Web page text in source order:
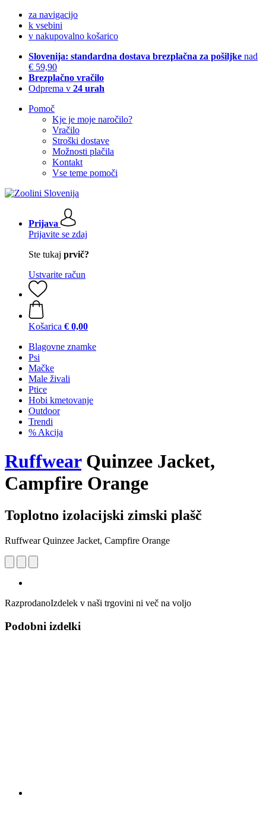
za navigacijo
k vsebini
v nakupovalno košarico
Slovenija: standardna dostava brezplačna za pošiljke nad
€ 59,90
Brezplačno vračilo
Odprema v 24 urah
Pomoč
Kje je moje naročilo?
Vračilo
Stroški dostave
Možnosti plačila
Kontakt
Vse teme pomoči
Prijava
Prijavite se zdaj
Ste tukaj prvič?
Ustvarite račun
Košarica € 0,00
Blagovne znamke
Psi
Mačke
Male živali
Ptice
Hobi kmetovanje
Outdoor
Trendi
% Akcija
RuffwearQuinzee Jacket,
Campfire Orange
Toplotno izolacijski zimski plašč
Ruffwear Quinzee Jacket, Campfire Orange
RazprodanoIzdelek v naši trgovini ni več na voljo
Podobni izdelki